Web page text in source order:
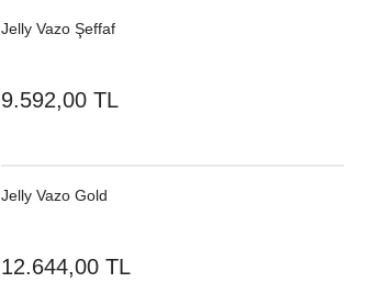
Jelly Vazo Şeffaf
9.592,00 TL
Jelly Vazo Gold
12.644,00 TL